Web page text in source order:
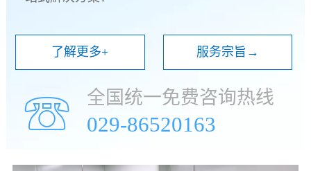
了解更多+ 服务宗旨→
☏ 全国统一免费咨询热线
029-86520163